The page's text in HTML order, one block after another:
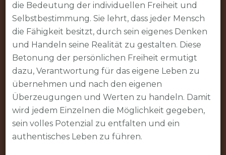
die Bedeutung der individuellen Freiheit und
Selbstbestimmung. Sie lehrt, dass jeder Mensch
die Fähigkeit besitzt, durch sein eigenes Denken
und Handeln seine Realität zu gestalten. Diese
Betonung der persönlichen Freiheit ermutigt
dazu, Verantwortung für das eigene Leben zu
übernehmen und nach den eigenen
Überzeugungen und Werten zu handeln. Damit
wird jedem Einzelnen die Möglichkeit gegeben,
sein volles Potenzial zu entfalten und ein
authentisches Leben zu führen.